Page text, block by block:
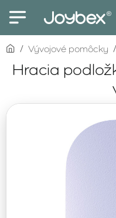
Hracia
homeVývojové pomôcky